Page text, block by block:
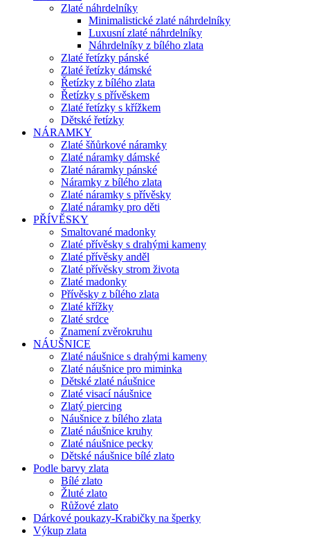
Zlaté náhrdelníky
Minimalistické zlaté náhrdelníky
Luxusní zlaté náhrdelníky
Náhrdelníky z bílého zlata
Zlaté řetízky pánské
Zlaté řetízky dámské
Řetízky z bílého zlata
Řetízky s přívěskem
Zlaté řetízky s křížkem
Dětské řetízky
NÁRAMKY
Zlaté šňůrkové náramky
Zlaté náramky dámské
Zlaté náramky pánské
Náramky z bílého zlata
Zlaté náramky s přívěsky
Zlaté náramky pro děti
PŘÍVĚSKY
Smaltované madonky
Zlaté přívěsky s drahými kameny
Zlaté přívěsky anděl
Zlaté přívěsky strom života
Zlaté madonky
Přívěsky z bílého zlata
Zlaté křížky
Zlaté srdce
Znamení zvěrokruhu
NÁUŠNICE
Zlaté náušnice s drahými kameny
Zlaté náušnice pro miminka
Dětské zlaté náušnice
Zlaté visací náušnice
Zlatý piercing
Náušnice z bílého zlata
Zlaté náušnice kruhy
Zlaté náušnice pecky
Dětské náušnice bílé zlato
Podle barvy zlata
Bílé zlato
Žluté zlato
Růžové zlato
Dárkové poukazy-Krabičky na šperky
Výkup zlata